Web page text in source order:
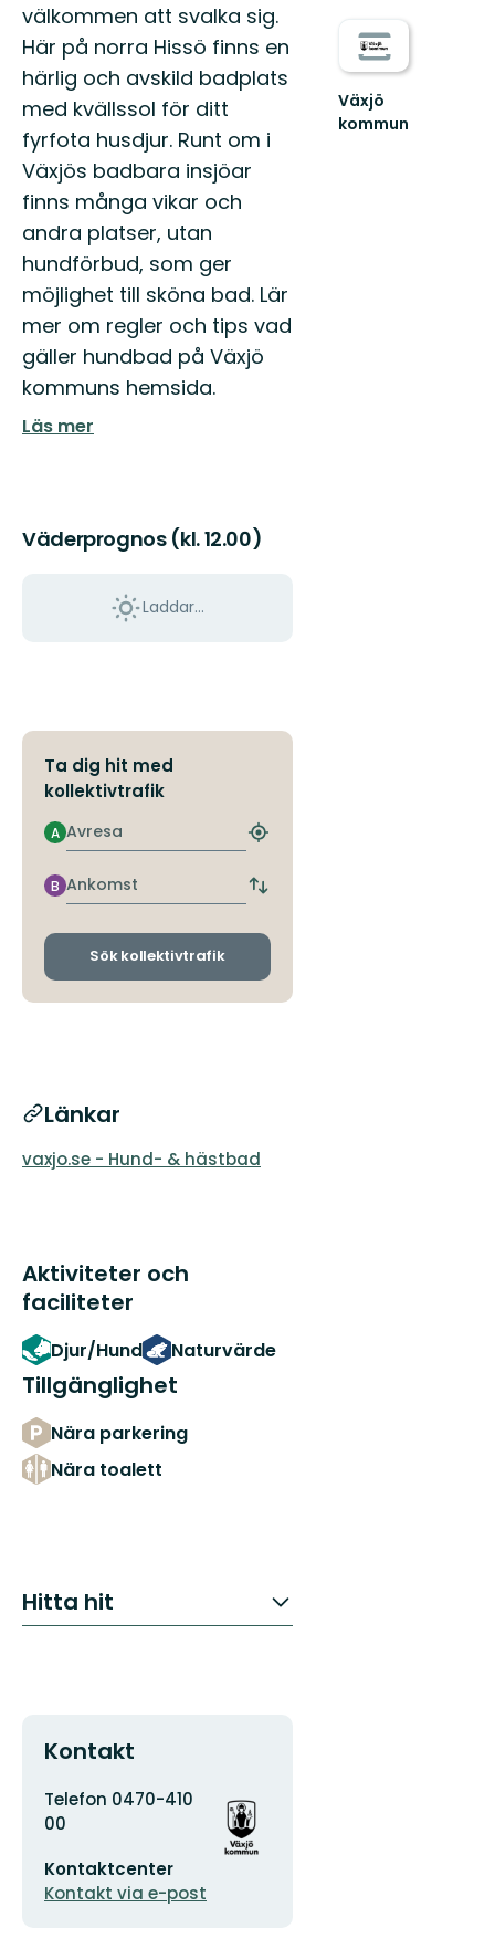
välkommen att svalka sig.
Här på norra Hissö finns en
härlig och avskild badplats
med kvällssol för ditt
fyrfota husdjur. Runt om i
Växjös badbara insjöar
finns många vikar och
andra platser, utan
hundförbud, som ger
möjlighet till sköna bad. Lär
mer om regler och tips vad
gäller hundbad på Växjö
kommuns hemsida.
Läs mer
Väderprognos (kl. 12.00)
Laddar...
Ta dig hit med
kollektivtrafik
Avresa
A
Hitta
hållplats
Ankomst
B
Byt
och
Sök kollektivtrafik
Länkar
vaxjo.se - Hund- & hästbad
Aktiviteter och
faciliteter
Djur/Hund Naturvärde
Tillgänglighet
Nära parkering
Nära toalett
Hitta hit
Kontakt
Adress
Telefon 0470-410
00
postadress
Kontaktcenter
Kontakt via e-post
Organisationens
logotyp
Växjö
kommun